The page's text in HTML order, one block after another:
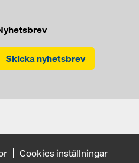
Skicka nyhetsbrev
Cookies inställningar